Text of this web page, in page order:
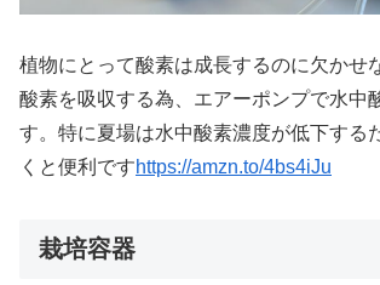
植物にとって酸素は成長するのに欠かせ
酸素を吸収する為、エアーポンプで水中
す。特に夏場は水中酸素濃度が低下する
くと便利ですhttps://amzn.to/4bs4iJu
栽培容器